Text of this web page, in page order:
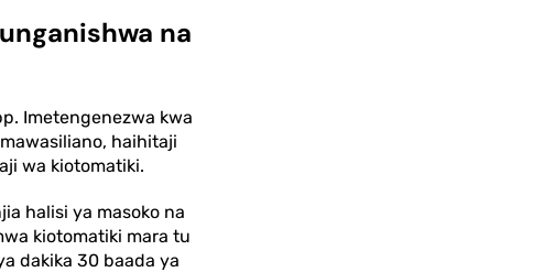
na
Imetengenezwa kwa
haihitaji
wa kiotomatiki.
halisi ya masoko na
kiotomatiki mara tu
dakika 30 baada ya